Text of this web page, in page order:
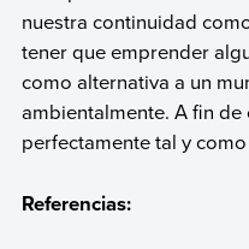
nuestra continuidad
tener que emprender
como alternativa a un
ambientalmente. A fin
perfectamente tal y
Referencias: